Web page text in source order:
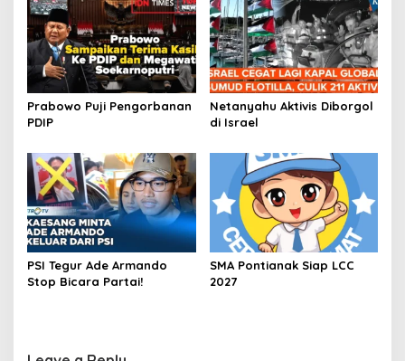
Prabowo Puji Pengorbanan
PDIP
Netanyahu Aktivis Diborgol
di Israel
PSI Tegur Ade Armando
Stop Bicara Partai!
SMA Pontianak Siap LCC
2027